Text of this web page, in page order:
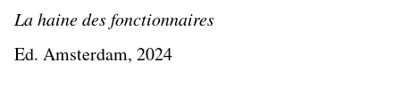
La haine des fonctionnaires
Ed. Amsterdam, 2024